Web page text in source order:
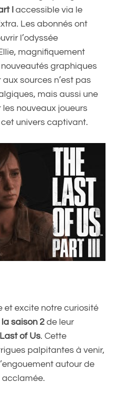
I accessible via le
Les abonnés ont
l’odyssée
magnifiquement
graphiques
sources n’est pas
mais aussi une
nouveaux joueurs
univers captivant.
et excite notre curiosité
saison 2 de leur
of Us. Cette
palpitantes à venir,
autour de